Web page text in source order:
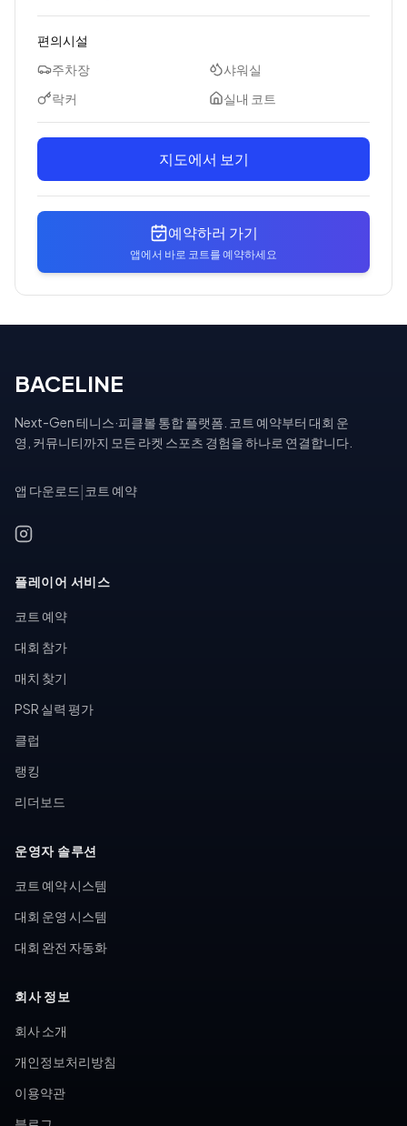
편의시설
주차장
샤워실
락커
실내 코트
지도에서 보기
예약하러 가기
앱에서 바로 코트를 예약하세요
BACELINE
Next-Gen 테니스·피클볼 통합 플랫폼. 코트 예약부터 대회 운
영, 커뮤니티까지 모든 라켓 스포츠 경험을 하나로 연결합니다.
앱 다운로드 코트 예약
플레이어 서비스
코트 예약
대회 참가
매치 찾기
PSR 실력 평가
클럽
랭킹
리더보드
운영자 솔루션
코트 예약 시스템
대회 운영 시스템
대회 완전 자동화
회사 정보
회사 소개
개인정보처리방침
이용약관